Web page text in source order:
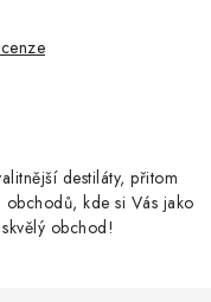
destiláty, přitom
kde si Vás jako
obchod!